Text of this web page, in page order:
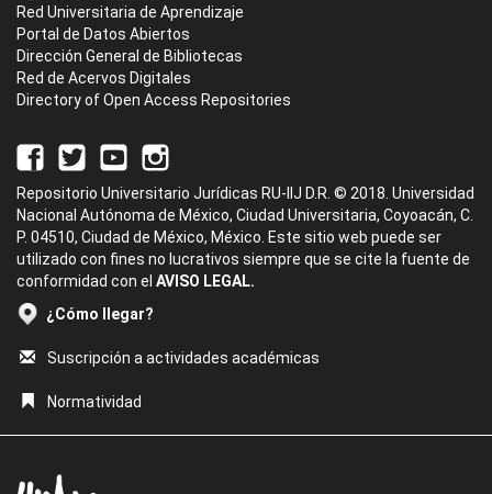
Red Universitaria de Aprendizaje
Portal de Datos Abiertos
Dirección General de Bibliotecas
Red de Acervos Digitales
Directory of Open Access Repositories
Repositorio Universitario Jurídicas RU-IIJ D.R. © 2018. Universidad
Nacional Autónoma de México, Ciudad Universitaria, Coyoacán, C.
P. 04510, Ciudad de México, México. Este sitio web puede ser
utilizado con fines no lucrativos siempre que se cite la fuente de
conformidad con el AVISO LEGAL.
¿Cómo llegar?
Suscripción a actividades académicas
Normatividad